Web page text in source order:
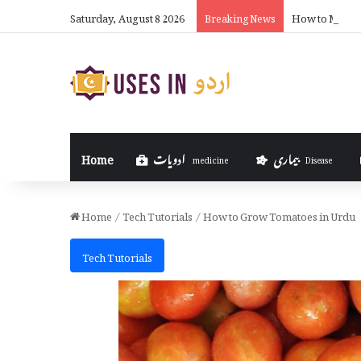
Saturday, August 8 2026 Breaking News How to
Home medicine بیماری Disease
Home/Tech Tutorials/How to Grow Tomatoes in Urdu
Tech Tutorials